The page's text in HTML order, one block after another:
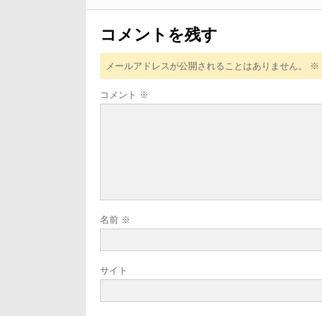
ョ
ン
コメントを残す
メールアドレスが公開されることはありません。 ※
コメント ※
名前 ※
サイト